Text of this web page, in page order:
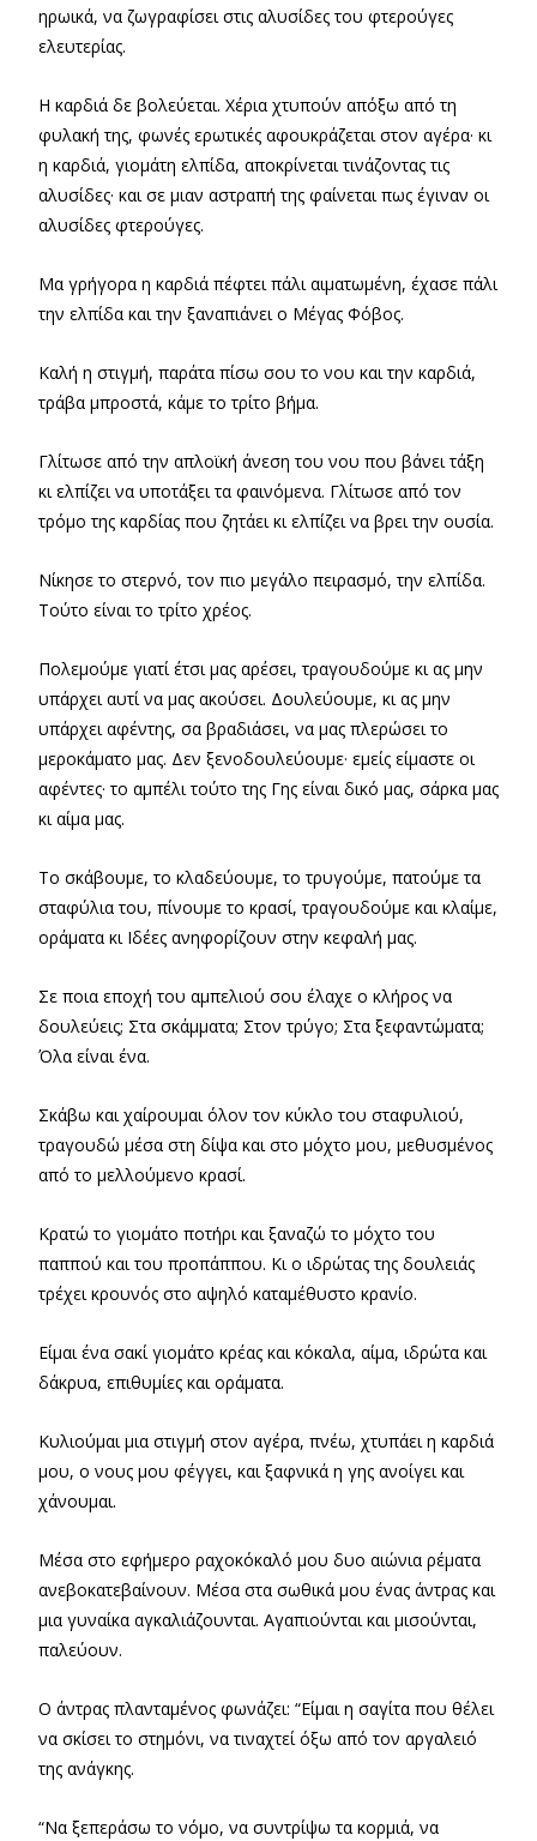
ηρωικά, να ζωγραφίσει στις αλυσίδες του φτερούγες
ελευτερίας.
Η καρδιά δε βολεύεται. Χέρια χτυπούν απόξω από τη
φυλακή της, φωνές ερωτικές αφουκράζεται στον αγέρα· κι
η καρδιά, γιομάτη ελπίδα, αποκρίνεται τινάζοντας τις
αλυσίδες· και σε μιαν αστραπή της φαίνεται πως έγιναν οι
αλυσίδες φτερούγες.
Μα γρήγορα η καρδιά πέφτει πάλι αιματωμένη, έχασε πάλι
την ελπίδα και την ξαναπιάνει ο Μέγας Φόβος.
Καλή η στιγμή, παράτα πίσω σου το νου και την καρδιά,
τράβα μπροστά, κάμε το τρίτο βήμα.
Γλίτωσε από την απλοϊκή άνεση του νου που βάνει τάξη
κι ελπίζει να υποτάξει τα φαινόμενα. Γλίτωσε από τον
τρόμο της καρδίας που ζητάει κι ελπίζει να βρει την ουσία.
Νίκησε το στερνό, τον πιο μεγάλο πειρασμό, την ελπίδα.
Τούτο είναι το τρίτο χρέος.
Πολεμούμε γιατί έτσι μας αρέσει, τραγουδούμε κι ας μην
υπάρχει αυτί να μας ακούσει. Δουλεύουμε, κι ας μην
υπάρχει αφέντης, σα βραδιάσει, να μας πλερώσει το
μεροκάματο μας. Δεν ξενοδουλεύουμε· εμείς είμαστε οι
αφέντες· το αμπέλι τούτο της Γης είναι δικό μας, σάρκα μας
κι αίμα μας.
Το σκάβουμε, το κλαδεύουμε, το τρυγούμε, πατούμε τα
σταφύλια του, πίνουμε το κρασί, τραγουδούμε και κλαίμε,
οράματα κι Ιδέες ανηφορίζουν στην κεφαλή μας.
Σε ποια εποχή του αμπελιού σου έλαχε ο κλήρος να
δουλεύεις; Στα σκάμματα; Στον τρύγο; Στα ξεφαντώματα;
Όλα είναι ένα.
Σκάβω και χαίρουμαι όλον τον κύκλο του σταφυλιού,
τραγουδώ μέσα στη δίψα και στο μόχτο μου, μεθυσμένος
από το μελλούμενο κρασί.
Κρατώ το γιομάτο ποτήρι και ξαναζώ το μόχτο του
παππού και του προπάππου. Κι ο ιδρώτας της δουλειάς
τρέχει κρουνός στο αψηλό καταμέθυστο κρανίο.
Είμαι ένα σακί γιομάτο κρέας και κόκαλα, αίμα, ιδρώτα και
δάκρυα, επιθυμίες και οράματα.
Κυλιούμαι μια στιγμή στον αγέρα, πνέω, χτυπάει η καρδιά
μου, ο νους μου φέγγει, και ξαφνικά η γης ανοίγει και
χάνουμαι.
Μέσα στο εφήμερο ραχοκόκαλό μου δυο αιώνια ρέματα
ανεβοκατεβαίνουν. Μέσα στα σωθικά μου ένας άντρας και
μια γυναίκα αγκαλιάζουνται. Αγαπιούνται και μισούνται,
παλεύουν.
Ο άντρας πλανταμένος φωνάζει: “Είμαι η σαγίτα που θέλει
να σκίσει το στημόνι, να τιναχτεί όξω από τον αργαλειό
της ανάγκης.
“Να ξεπεράσω το νόμο, να συντρίψω τα κορμιά, να